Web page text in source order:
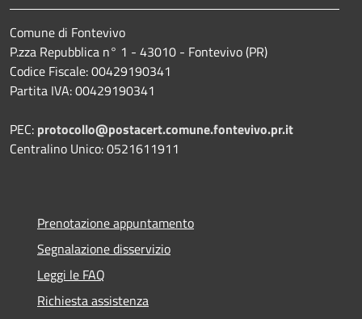
Comune di Fontevivo
P.zza Repubblica n° 1 - 43010 - Fontevivo (PR)
Codice Fiscale: 00429190341
Partita IVA: 00429190341
PEC: protocollo@postacert.comune.fontevivo.pr.it
Centralino Unico: 0521611911
Prenotazione appuntamento
Segnalazione disservizio
Leggi le FAQ
Richiesta assistenza